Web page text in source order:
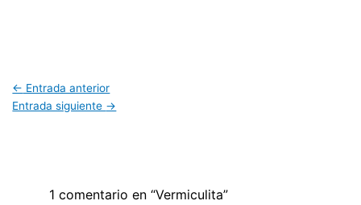
← Entrada anterior
Entrada siguiente →
1 comentario en “Vermiculita”